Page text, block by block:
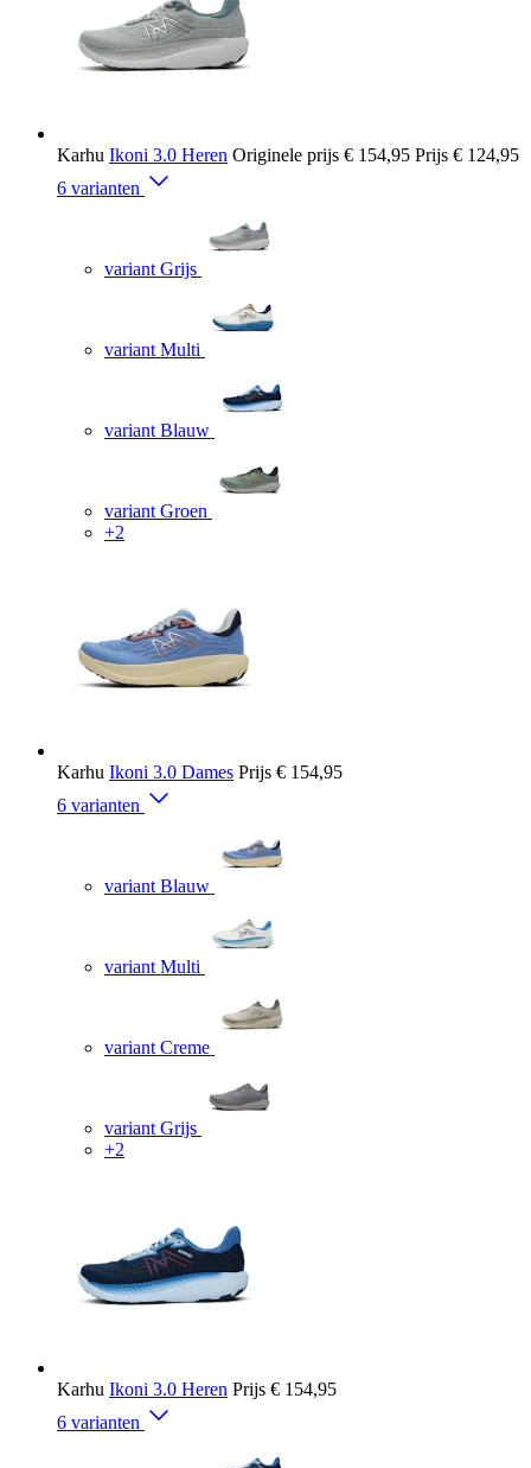
Karhu Ikoni 3.0 Heren Originele prijs € 154,95 Prijs € 124,95
6 varianten
variant Grijs
variant Multi
variant Blauw
variant Groen
+2
Karhu Ikoni 3.0 Dames Prijs € 154,95
6 varianten
variant Blauw
variant Multi
variant Creme
variant Grijs
+2
Karhu Ikoni 3.0 Heren Prijs € 154,95
6 varianten